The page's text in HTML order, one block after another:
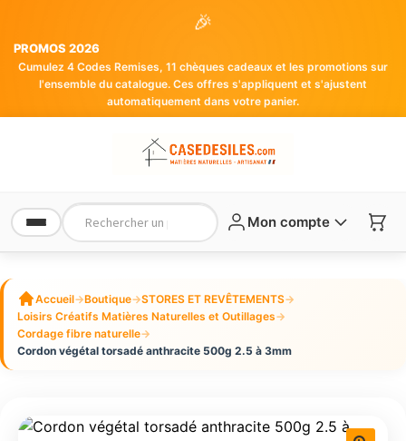
🎉
PROMOS 2026
Cumulez 4 Codes Remises, 11 chèques cadeaux et les promotions sur
l'ensemble du catalogue. Ces offres s'appliquent et s'ajustent
automatiquement dans votre panier.
Mon compte
Accueil→Boutique→STORES ET REVÊTEMENTS→
Loisirs Créatifs Matières Naturelles et Outillages→
Cordage fibre naturelle→
Cordon végétal torsadé anthracite 500g 2.5 à 3mm